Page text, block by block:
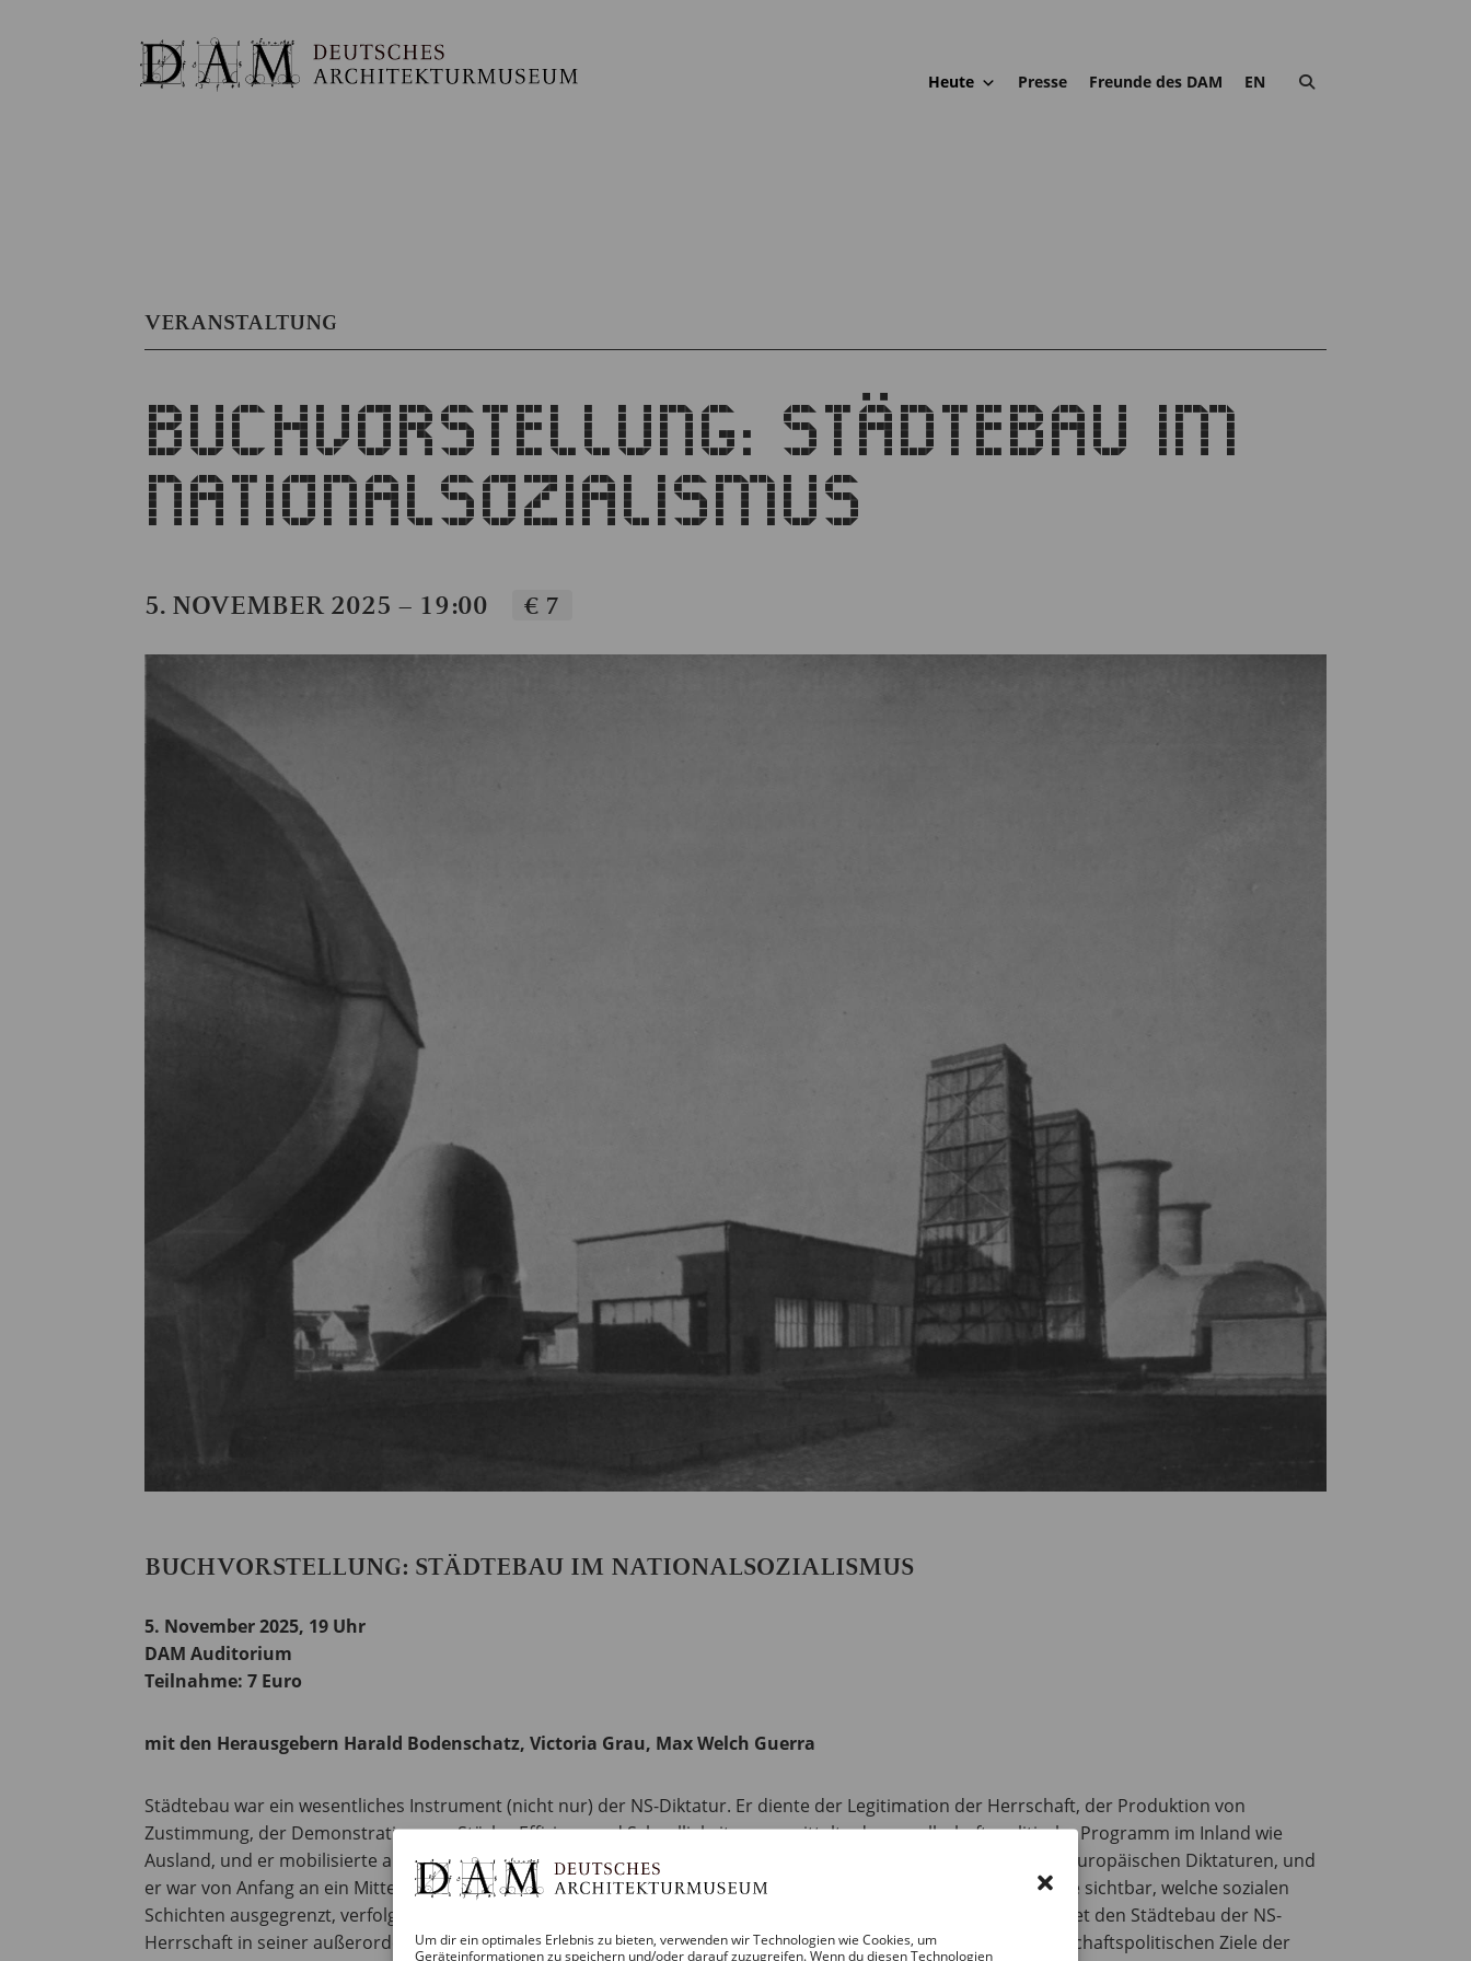
Um dir ein optimales Erlebnis zu bieten, verwenden wir Technologien wie Cookies, um
Geräteinformationen zu speichern und/oder darauf zuzugreifen. Wenn du diesen Technologien
Heute Presse Freunde des DAM EN
VERANSTALTUNG
BUCHVORSTELLUNG: STÄDTEBAU IM
NATIONALSOZIALISMUS
5. NOVEMBER 2025 – 19:00 € 7
BUCHVORSTELLUNG: STÄDTEBAU IM NATIONALSOZIALISMUS
5. November 2025, 19 Uhr
DAM Auditorium
Teilnahme: 7 Euro
mit den Herausgebern Harald Bodenschatz, Victoria Grau, Max Welch Guerra
Städtebau war ein wesentliches Instrument (nicht nur) der NS-Diktatur. Er diente der Legitimation der Herrschaft, der Produktion von
Zustimmung, der Demonstration von Stärke, Effizienz und Schnelligkeit, er vermittelte das gesellschaftspolitische Programm im Inland wie
Ausland, und er mobilisierte alte wie neue Fachleute. Er war ein Medium der Konkurrenz, vor allem mit anderen europäischen Diktaturen, und
er war von Anfang an ein Mittel zur Vorbereitung und Durchführung des Krieges. Im städtebaulichen Alltag wurde sichtbar, welche sozialen
Schichten ausgegrenzt, verfolgt, eingesperrt und ermordet wurden. Das in diesem Jahr vorgelegte Buch betrachtet den Städtebau der NS-
Herrschaft in seiner außerordentlichen Dynamik. Denn zwischen 1933 und 1945 wechselten mehrfach die gesellschaftspolitischen Ziele der